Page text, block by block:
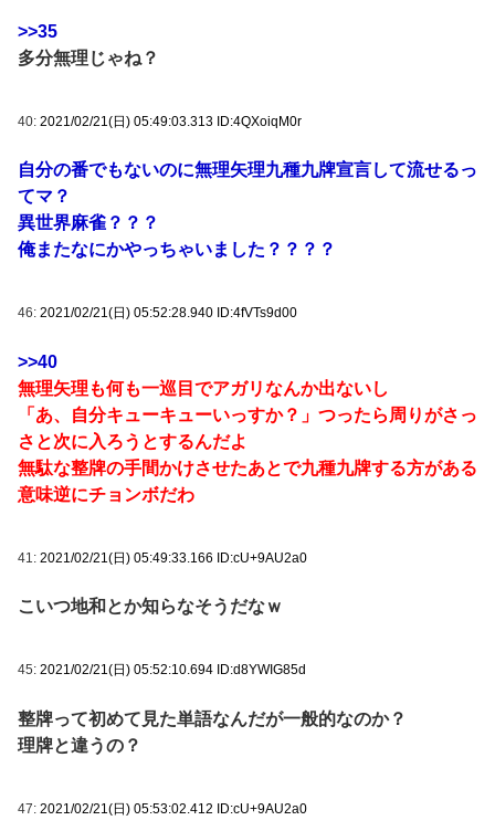
>>35
多分無理じゃね？
40: 2021/02/21(日) 05:49:03.313 ID:4QXoiqM0r
自分の番でもないのに無理矢理九種九牌宣言して流せるっ
てマ？
異世界麻雀？？？
俺またなにかやっちゃいました？？？？
46: 2021/02/21(日) 05:52:28.940 ID:4fVTs9d00
>>40
無理矢理も何も一巡目でアガリなんか出ないし
「あ、自分キューキューいっすか？」つったら周りがさっ
さと次に入ろうとするんだよ
無駄な整牌の手間かけさせたあとで九種九牌する方がある
意味逆にチョンボだわ
41: 2021/02/21(日) 05:49:33.166 ID:cU+9AU2a0
こいつ地和とか知らなそうだなｗ
45: 2021/02/21(日) 05:52:10.694 ID:d8YWIG85d
整牌って初めて見た単語なんだが一般的なのか？
理牌と違うの？
47: 2021/02/21(日) 05:53:02.412 ID:cU+9AU2a0